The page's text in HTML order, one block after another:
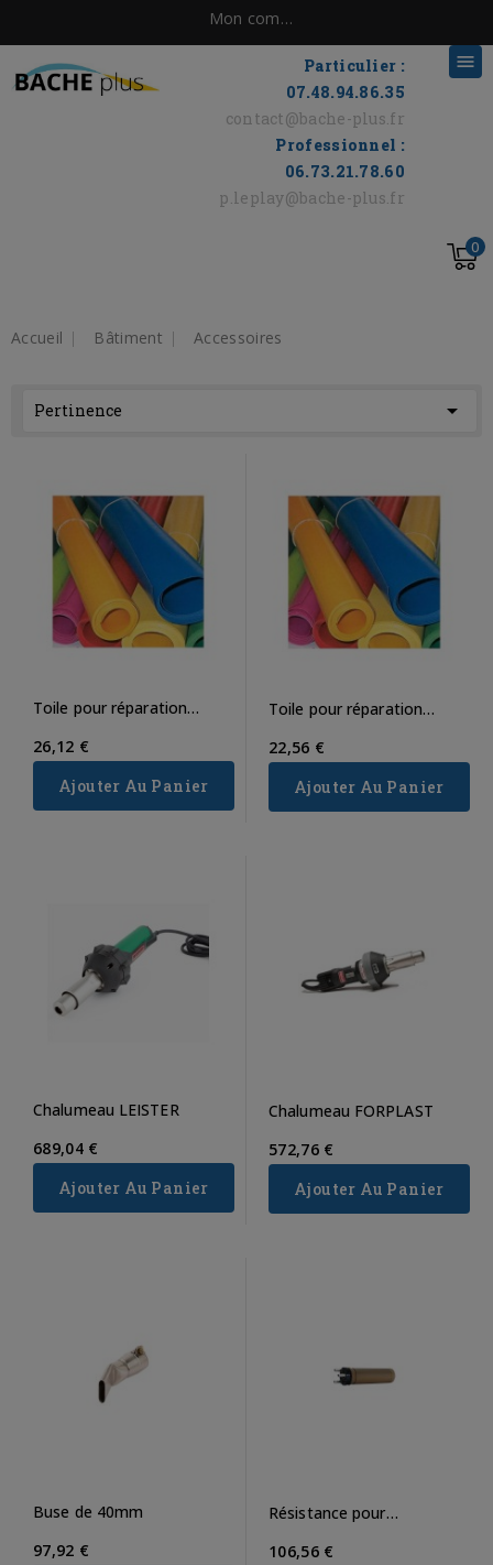
Mon compte
Particulier :
07.48.94.86.35
contact@bache-plus.fr
Professionnel :
06.73.21.78.60
p.leplay@bache-plus.fr

0
Accueil Bâtiment Accessoires
Pertinence 
Toile pour réparation
26,12 €
Ajouter Au Panier
Toile pour réparation
22,56 €
Ajouter Au Panier
Chalumeau LEISTER
689,04 €
Ajouter Au Panier
Chalumeau FORPLAST
572,76 €
Ajouter Au Panier
Buse de 40mm
97,92 €
Résistance pour
106,56 €